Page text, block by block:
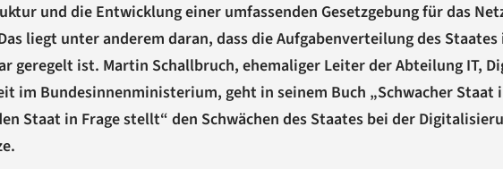
und die Entwicklung einer umfassenden Gesetzgebung für das
liegt unter anderem daran, dass die Aufgabenverteilung des Staates
geregelt ist. Martin Schallbruch, ehemaliger Leiter der Abteilung IT,
im Bundesinnenministerium, geht in seinem Buch „Schwacher Staat
Staat in Frage stellt“ den Schwächen des Staates bei der